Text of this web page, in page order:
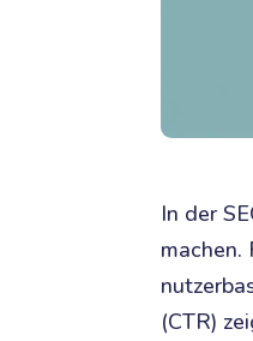
In der
(CTR)